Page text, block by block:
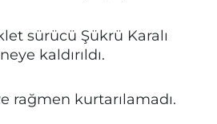
sürücü Şükrü Karalı
kaldırıldı.
rağmen kurtarılamadı.